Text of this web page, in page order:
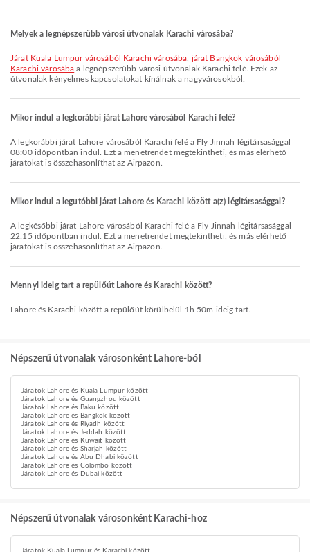
Melyek a legnépszerűbb városi útvonalak Karachi városába?
járat Kuala Lumpur városából Karachi városába járat Bangkok városából
Karachi városába a legnépszerűbb városi útvonalak Karachi felé. Ezek az
útvonalak kényelmes kapcsolatokat kínálnak a nagyvárosokból.
Mikor indul a legkorábbi járat Lahore városából Karachi felé?
A legkorábbi járat Lahore városából Karachi felé a Fly Jinnah légitársasággal
08:00 időpontban indul. Ezt a menetrendet megtekintheti, és más elérhető
járatokat is összehasonlíthat az Airpazon.
Mikor indul a legutóbbi járat Lahore és Karachi között a(z) légitársasággal?
A legkésőbbi járat Lahore városából Karachi felé a Fly Jinnah légitársasággal
22:15 időpontban indul. Ezt a menetrendet megtekintheti, és más elérhető
járatokat is összehasonlíthat az Airpazon.
Mennyi ideig tart a repülőút Lahore és Karachi között?
Lahore és Karachi között a repülőút körülbelül 1h 50m ideig tart.
Népszerű útvonalak városonként Lahore-ból
Járatok Lahore és Kuala Lumpur között
Járatok Lahore és Guangzhou között
Járatok Lahore és Baku között
Járatok Lahore és Bangkok között
Járatok Lahore és Riyadh között
Járatok Lahore és Jeddah között
Járatok Lahore és Kuwait között
Járatok Lahore és Sharjah között
Járatok Lahore és Abu Dhabi között
Járatok Lahore és Colombo között
Járatok Lahore és Dubai között
Népszerű útvonalak városonként Karachi-hoz
Járatok Kuala Lumpur és Karachi között